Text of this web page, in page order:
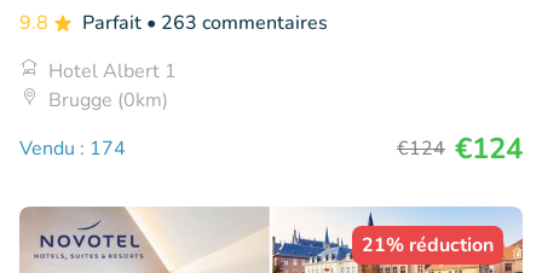
9.8 Parfait • 263 commentaires
Hotel Albert 1
Brugge (0km)
Vendu : 174
€124 €124
21% réduction